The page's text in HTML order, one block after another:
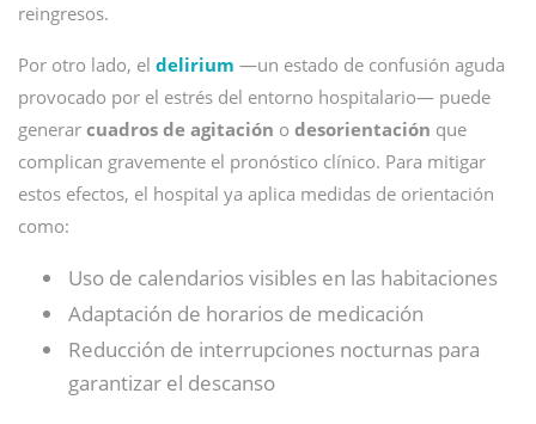
reingresos.
Por otro lado, el delirium —un estado de confusión aguda
provocado por el estrés del entorno hospitalario— puede
generar cuadros de agitación o desorientación que
complican gravemente el pronóstico clínico. Para mitigar
estos efectos, el hospital ya aplica medidas de orientación
como:
Uso de calendarios visibles en las habitaciones
Adaptación de horarios de medicación
Reducción de interrupciones nocturnas para
garantizar el descanso